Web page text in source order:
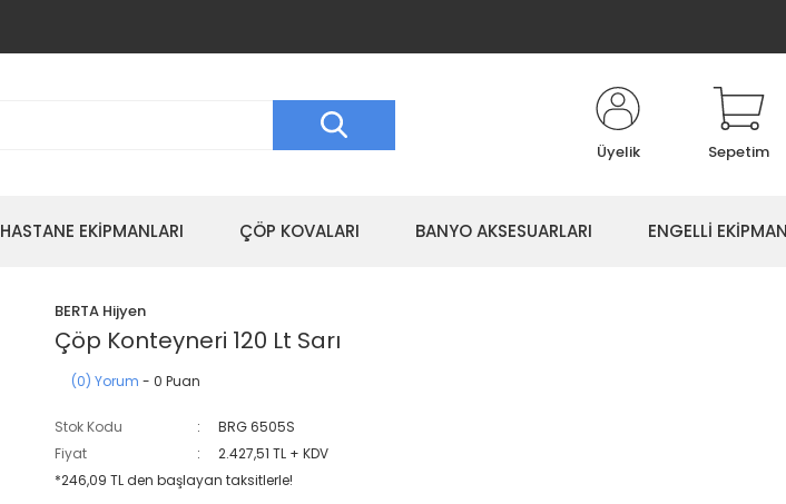
Üyelik Sepetim
HASTANE EKİPMANLARI ÇÖP KOVALARI BANYO AKSESUARLARI ENGELLİ
BERTA Hijyen
Çöp Konteyneri 120 Lt Sarı
(0) Yorum - 0 Puan
Stok Kodu
BRG 6505S
Fiyat
2.427,51 TL + KDV
*246,09 TL den başlayan taksitlerle!